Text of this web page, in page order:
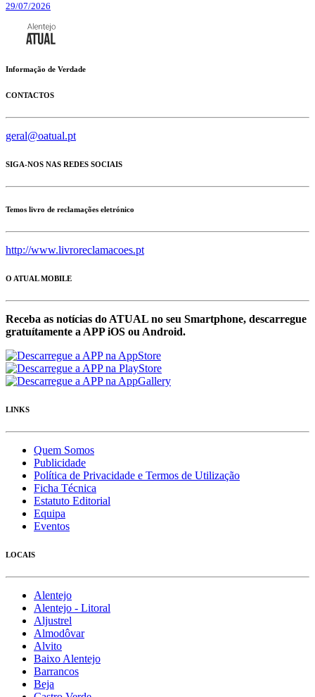
29/07/2026
Informação de Verdade
CONTACTOS
geral@oatual.pt
SIGA-NOS NAS REDES SOCIAIS
Temos livro de reclamações eletrónico
http://www.livroreclamacoes.pt
O ATUAL MOBILE
Receba as notícias do ATUAL no seu Smartphone, descarregue
gratuítamente a APP iOS ou Android.
LINKS
Quem Somos
Publicidade
Política de Privacidade e Termos de Utilização
Ficha Técnica
Estatuto Editorial
Equipa
Eventos
LOCAIS
Alentejo
Alentejo - Litoral
Aljustrel
Almodôvar
Alvito
Baixo Alentejo
Barrancos
Beja